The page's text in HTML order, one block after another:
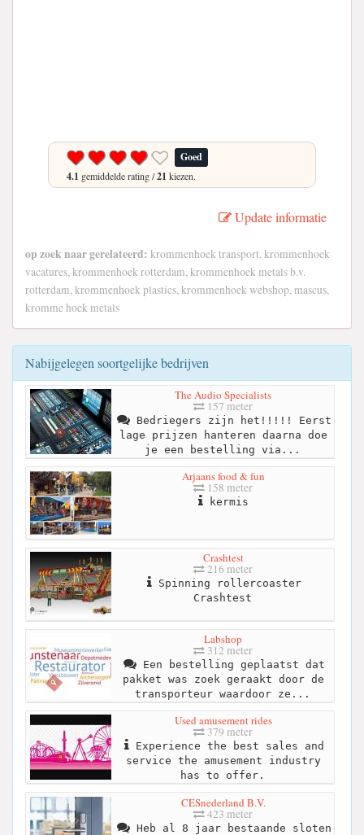
Goed
4.1 gemiddelde rating /21 kiezen.
Update informatie
op zoek naar gerelateerd: krommenhoek transport, krommenhoek
vacatures, krommenhoek rotterdam, krommenhoek metals b.v.
rotterdam, krommenhoek plastics, krommenhoek webshop, mascus,
kromme hoek metals
Nabijgelegen soortgelijke bedrijven
The Audio Specialists
157 meter
Bedriegers zijn het!!!!! Eerst
lage prijzen hanteren daarna doe
je een bestelling via...
Arjaans food & fun
158 meter
kermis
Crashtest
216 meter
Spinning rollercoaster
Crashtest
Labshop
312 meter
Een bestelling geplaatst dat
pakket was zoek geraakt door de
transporteur waardoor ze...
Used amusement rides
379 meter
Experience the best sales and
service the amusement industry
has to offer.
CESnederland B.V.
423 meter
Heb al 8 jaar bestaande sloten